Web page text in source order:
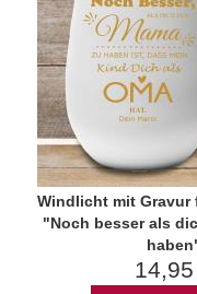
Windlicht mit Gravur
"Noch besser als